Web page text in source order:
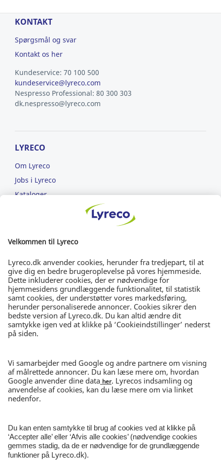
KONTAKT
Spørgsmål og svar
Kontakt os her
Kundeservice: 70 100 500
kundeservice@lyreco.com
Nespresso Professional: 80 300 303
dk.nespresso@lyreco.com
LYRECO
Om Lyreco
Jobs i Lyreco
Kataloger
Læs om ansvarlighed
ET NEMMERE ARBEJDSLIV
FRI FRAGT
Bestil for min. 699 kr.
DAG-TIL-DAG-LEVERING
Bestil inden kl. 15.30
30 DAGES RETURRET
I ubrudt emballage
NYHEDSBREV
Tilmeld nyhedsbrev
© Lyreco 2026 | CVR-nr 62545313
Persondatapolitik